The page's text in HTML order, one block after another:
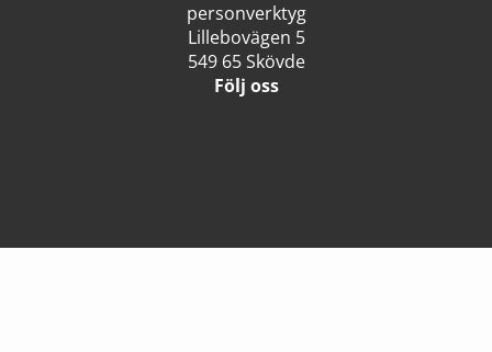
personverktyg
Lillebovägen 5
549 65 Skövde
Följ oss